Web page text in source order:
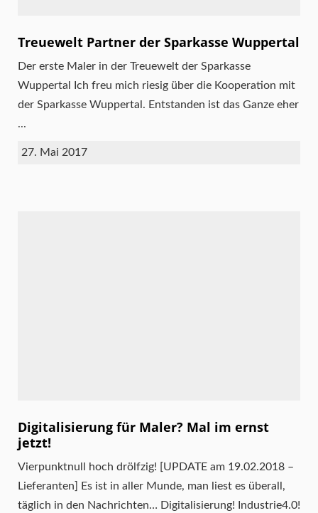
Treuewelt Partner der Sparkasse Wuppertal
Der erste Maler in der Treuewelt der Sparkasse
Wuppertal Ich freu mich riesig über die Kooperation mit
der Sparkasse Wuppertal. Entstanden ist das Ganze eher
...
27. Mai 2017
Digitalisierung für Maler? Mal im ernst
jetzt!
Vierpunktnull hoch drölfzig! [UPDATE am 19.02.2018 –
Lieferanten] Es ist in aller Munde, man liest es überall,
täglich in den Nachrichten… Digitalisierung! Industrie4.0!